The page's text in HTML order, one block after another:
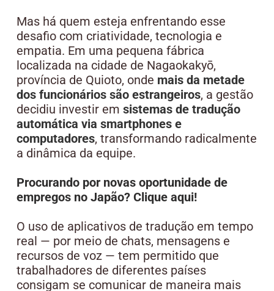
Mas há quem esteja enfrentando esse
desafio com criatividade, tecnologia e
empatia. Em uma pequena fábrica
localizada na cidade de Nagaokakyō,
província de Quioto, onde mais da metade
dos funcionários são estrangeiros, a gestão
decidiu investir em sistemas de tradução
automática via smartphones e
computadores, transformando radicalmente
a dinâmica da equipe.
Procurando por novas oportunidade de
empregos no Japão? Clique aqui!
O uso de aplicativos de tradução em tempo
real — por meio de chats, mensagens e
recursos de voz — tem permitido que
trabalhadores de diferentes países
consigam se comunicar de maneira mais